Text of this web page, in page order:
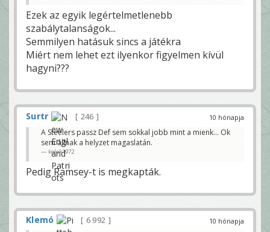
Ezek az egyik legértelmetlenebb
szabálytalanságok...
Semmilyen hatásuk sincs a játékra
Miért nem lehet ezt ilyenkor figyelmen kívül
hagyni???
10 hónapja
Surtr
246
A Steelers passz Def sem sokkal jobb mint a mienk… Ok
sem állnak a helyzet magaslatán.
kolok1972
Pedig Ramsey-t is megkapták.
10 hónapja
Klemó
6 992